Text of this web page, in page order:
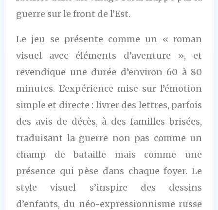
guerre sur le front de l’Est.
Le jeu se présente comme un « roman
visuel avec éléments d’aventure », et
revendique une durée d’environ 60 à 80
minutes. L’expérience mise sur l’émotion
simple et directe : livrer des lettres, parfois
des avis de décès, à des familles brisées,
traduisant la guerre non pas comme un
champ de bataille mais comme une
présence qui pèse dans chaque foyer. Le
style visuel s’inspire des dessins
d’enfants, du néo-expressionnisme russe